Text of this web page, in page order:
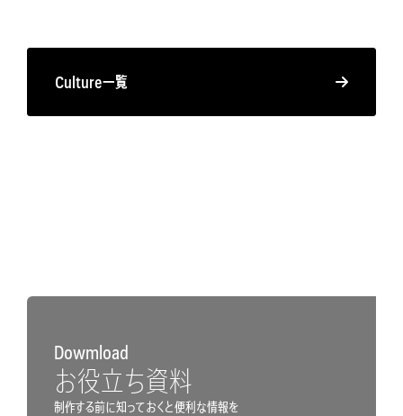
Culture一覧
Dowmload
お役立ち資料
制作する前に知っておくと便利な情報を